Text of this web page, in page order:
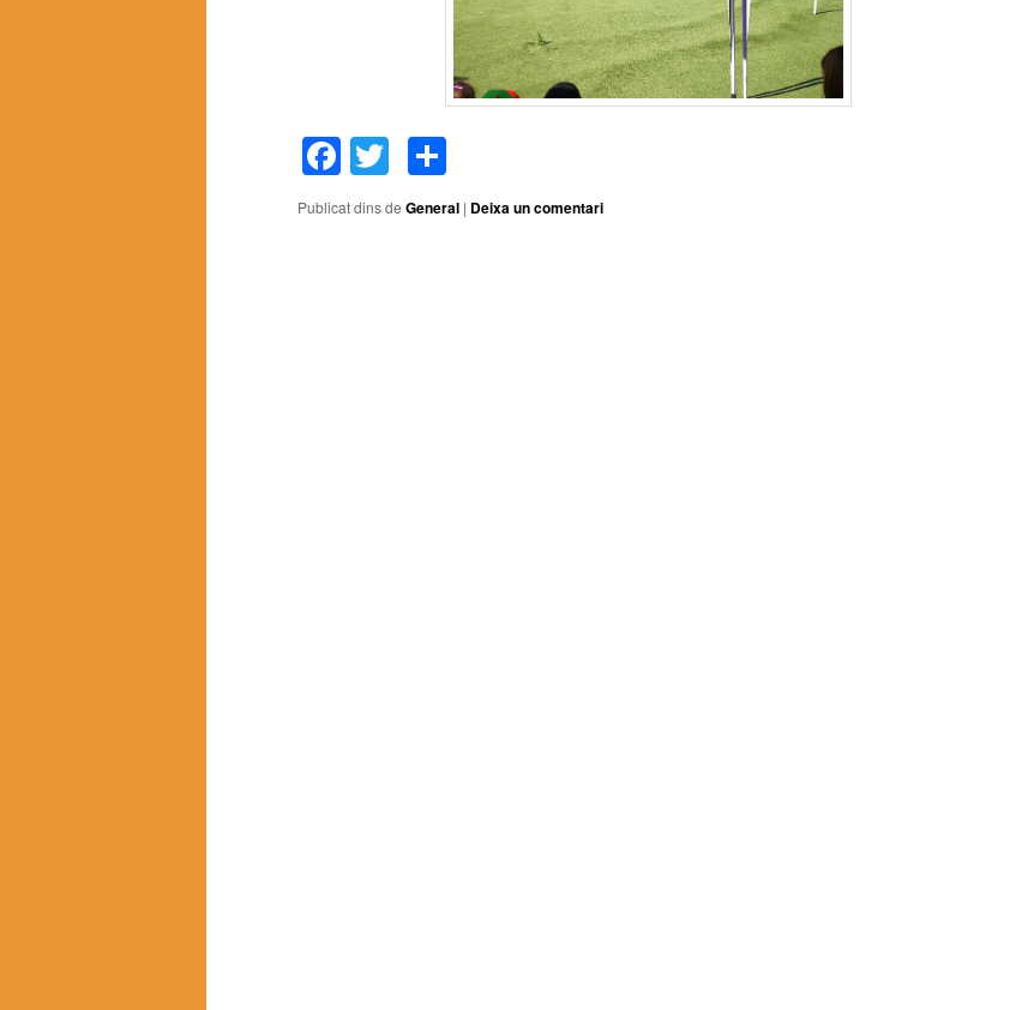
Facebook
Twitter
Publicat dins de General | Deixa un comentari